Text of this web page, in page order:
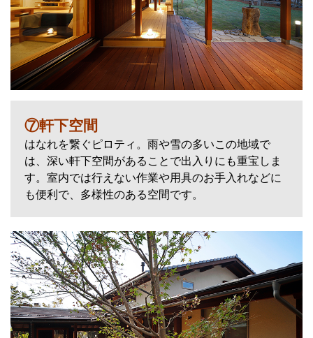
⑦軒下空間
はなれを繋ぐピロティ。雨や雪の多いこの地域で
は、深い軒下空間があることで出入りにも重宝しま
す。室内では行えない作業や用具のお手入れなどに
も便利で、多様性のある空間です。